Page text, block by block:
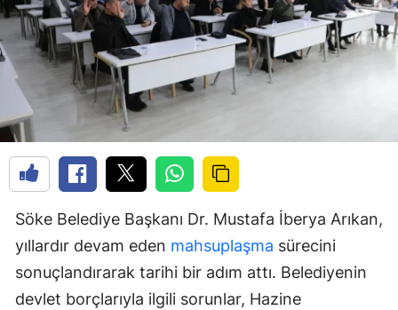
Söke Belediye Başkanı Dr. Mustafa İberya Arıkan,
yıllardır devam eden mahsuplaşma sürecini
sonuçlandırarak tarihi bir adım attı. Belediyenin
devlet borçlarıyla ilgili sorunlar, Hazine